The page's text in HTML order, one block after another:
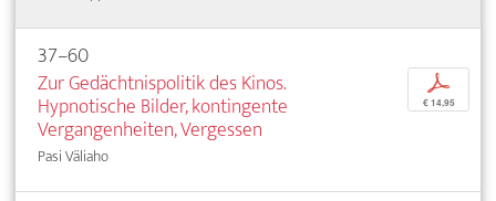
37–60
Zur Gedächtnispolitik des Kinos.
Hypnotische Bilder, kontingente
Vergangenheiten, Vergessen
Pasi Väliaho
p
€ 14,95